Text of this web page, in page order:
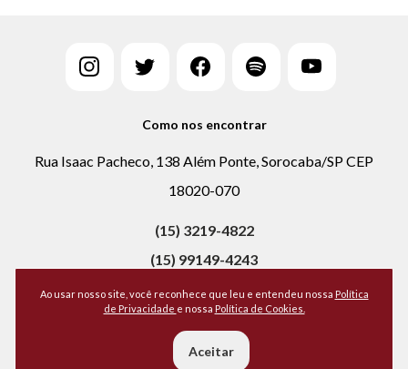
Como nos encontrar
Rua Isaac Pacheco, 138 Além Ponte, Sorocaba/SP CEP
18020-070
(15) 3219-4822
(15) 99149-4243
Política de Privacidade
Política de Cookies
Ao usar nosso site, você reconhece que leu e entendeu nossa Política
de Privacidade e nossa Política de Cookies.
Aceitar